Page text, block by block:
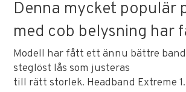
Denna mycket populär
med cob belysning har
Modell har fått ett ännu bättre
steglöst lås som justeras
till rätt storlek. Headband Extreme